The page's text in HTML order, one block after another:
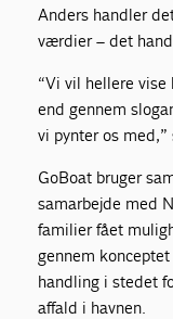
Anders handler
værdier – det
“Vi vil hellere
end gennem
vi pynter os med,”
GoBoat bruger
samarbejde med
familier fået
gennem
handling i stedet
affald i havnen.